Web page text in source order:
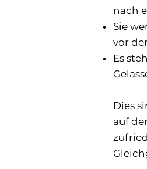
nach
Sie
vor
Es
Dies
auf